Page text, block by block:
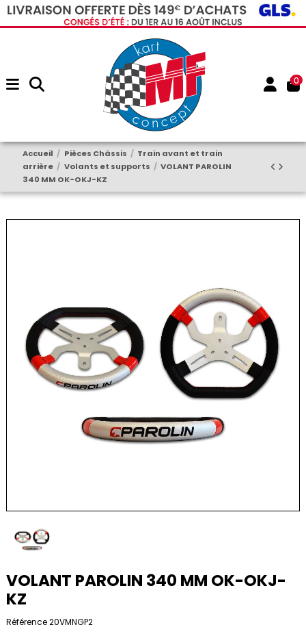
0
Accueil Pièces Châssis
Train avant et train
arrière
Volants et supports
VOLANT PAROLIN
340 MM OK-OKJ-KZ
VOLANT PAROLIN 340 MM OK-OKJ-
KZ
Référence20VMNGP2